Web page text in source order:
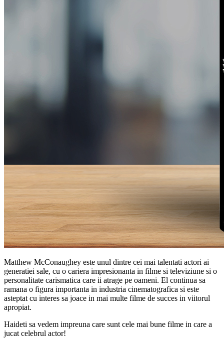
Matthew McConaughey este unul dintre cei mai talentati actori ai
generatiei sale, cu o cariera impresionanta in filme si televiziune si o
personalitate carismatica care ii atrage pe oameni. El continua sa
ramana o figura importanta in industria cinematografica si este
asteptat cu interes sa joace in mai multe filme de succes in viitorul
apropiat.
Haideti sa vedem impreuna care sunt cele mai bune filme in care a
jucat celebrul actor!